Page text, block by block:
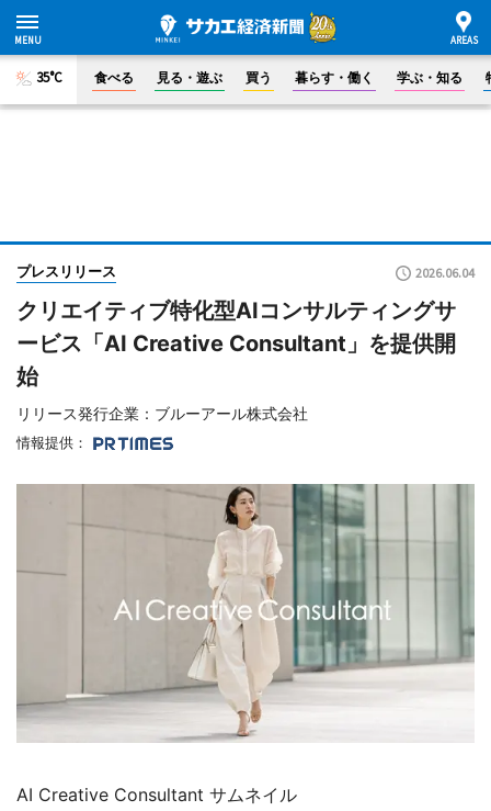
35°C 食べる 見る・遊ぶ 買う 暮らす・働く 学ぶ・知る
プレスリリース 2026.06.04
クリエイティブ特化型AIコンサルティングサ
ービス「AI Creative Consultant」を提供開
始
リリース発行企業：ブルーアール株式会社
情報提供：
AI Creative Consultant サムネイル